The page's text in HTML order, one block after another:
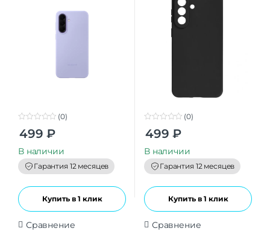
o
t
o
f
5
(0)
499 ₽
В наличии
Гарантия 12 месяцев
Купить в 1 клик
Сравнение
o
t
o
f
5
(0)
499 ₽
В наличии
Гарантия 12 месяцев
Купить в 1 клик
Сравнение